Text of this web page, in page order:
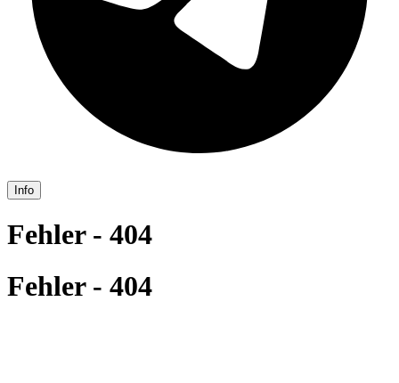
Info
Fehler - 404
Fehler - 404